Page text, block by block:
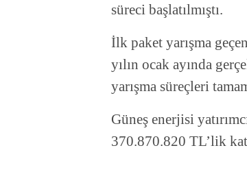
süreci başlatılmıştı.
İlk paket yarışma
yılın ocak ayında
yarışma süreçleri
Güneş enerjisi
370.870.820 TL’lik